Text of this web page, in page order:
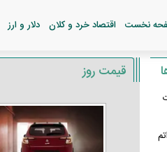
نخست اقتصاد خرد و کلان دلار و ارز
قیمت روز